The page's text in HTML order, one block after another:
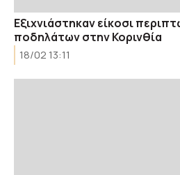
Εξιχνιάστηκαν είκοσι
ποδηλάτων στην Κορινθία
18/02 13:11